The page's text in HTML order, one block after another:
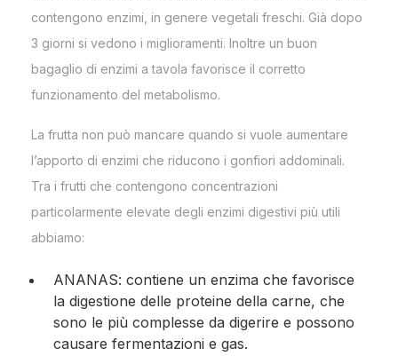
contengono enzimi, in genere vegetali freschi. Già dopo
3 giorni si vedono i miglioramenti. Inoltre un buon
bagaglio di enzimi a tavola favorisce il corretto
funzionamento del metabolismo.
La frutta non può mancare quando si vuole aumentare
l’apporto di enzimi che riducono i gonfiori addominali.
Tra i frutti che contengono concentrazioni
particolarmente elevate degli enzimi digestivi più utili
abbiamo:
ANANAS: contiene un enzima che favorisce
la digestione delle proteine della carne, che
sono le più complesse da digerire e possono
causare fermentazioni e gas.